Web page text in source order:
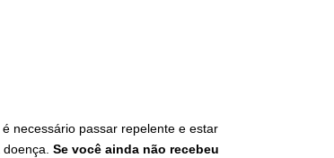
necessário passar repelente e estar
Se você ainda não recebeu